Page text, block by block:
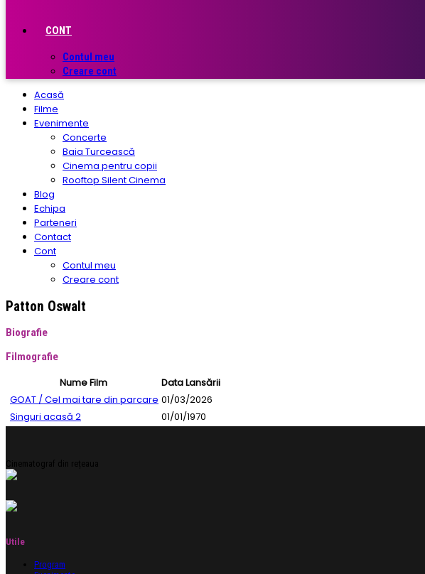
CONT
Contul meu
Creare cont
Acasă
Filme
Evenimente
Concerte
Baia Turcească
Cinema pentru copii
Rooftop Silent Cinema
Blog
Echipa
Parteneri
Contact
Cont
Contul meu
Creare cont
Patton Oswalt
Biografie
Filmografie
Nume Film
Data Lansării
GOAT / Cel mai tare din parcare 01/03/2026
Singuri acasă 2
01/01/1970
Cinematograf din rețeaua
Utile
Program